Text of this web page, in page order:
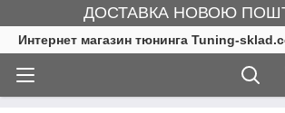
ДОСТАВКА НОВОЮ
Интернет магазин тюнинга Tuning-